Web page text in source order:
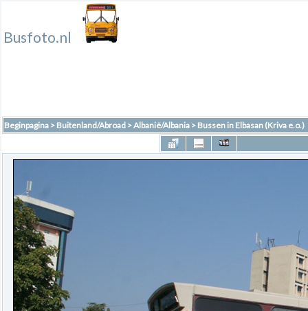
Busfoto.nl
Beginpagina > Buitenland/Abroad >Albanië/Albania > Bussen in Elbasan (Kriva e.o.)